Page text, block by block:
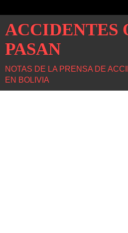
ACCIDENTES
PASAN
NOTAS DE LA PRENSA DE
EN BOLIVIA